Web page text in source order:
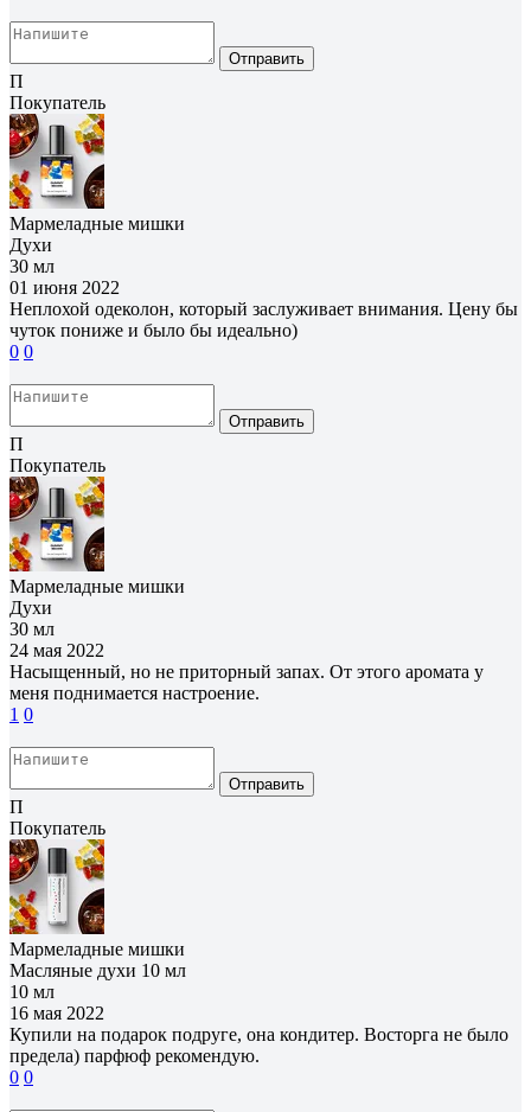
Отправить
П
Покупатель
Мармеладные мишки
Духи
30 мл
01 июня 2022
Неплохой одеколон, который заслуживает внимания. Цену бы
чуток пониже и было бы идеально)
0 0
Отправить
П
Покупатель
Мармеладные мишки
Духи
30 мл
24 мая 2022
Насыщенный, но не приторный запах. От этого аромата у
меня поднимается настроение.
1 0
Отправить
П
Покупатель
Мармеладные мишки
Масляные духи 10 мл
10 мл
16 мая 2022
Купили на подарок подруге, она кондитер. Восторга не было
предела) парфюф рекомендую.
0 0